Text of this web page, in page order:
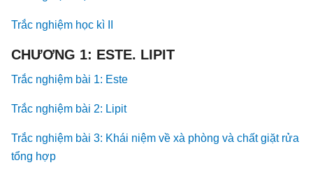
Trắc nghiệm học kì II
CHƯƠNG 1: ESTE. LIPIT
Trắc nghiệm bài 1: Este
Trắc nghiệm bài 2: Lipit
Trắc nghiệm bài 3: Khái niệm về xà phòng và chất giặt rửa
tổng hợp